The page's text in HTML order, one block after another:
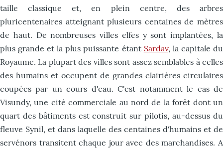
taille classique et, en plein centre, des arbres
pluricentenaires atteignant plusieurs centaines de mètres
de haut. De nombreuses villes elfes y sont implantées, la
plus grande et la plus puissante étant Sardav, la capitale du
Royaume. La plupart des villes sont assez semblables à celles
des humains et occupent de grandes clairières circulaires
coupées par un cours d'eau. C'est notamment le cas de
Visundy, une cité commerciale au nord de la forêt dont un
quart des bâtiments est construit sur pilotis, au-dessus du
fleuve Synil, et dans laquelle des centaines d'humains et de
servénors transitent chaque jour avec des marchandises. A